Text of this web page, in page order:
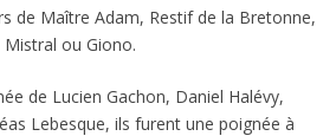
de Maître Adam, Restif de la Bretonne,
ou Giono.
de Lucien Gachon, Daniel Halévy,
Lebesque, ils furent une poignée à